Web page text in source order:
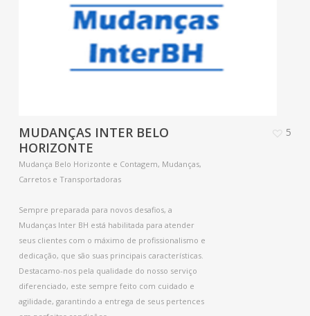
MUDANÇAS INTER BELO
HORIZONTE
Mudança Belo Horizonte e Contagem, Mudanças,
Carretos e Transportadoras
Sempre preparada para novos desafios, a
Mudanças Inter BH está habilitada para atender
seus clientes com o máximo de profissionalismo e
dedicação, que são suas principais características.
Destacamo-nos pela qualidade do nosso serviço
diferenciado, este sempre feito com cuidado e
agilidade, garantindo a entrega de seus pertences
5